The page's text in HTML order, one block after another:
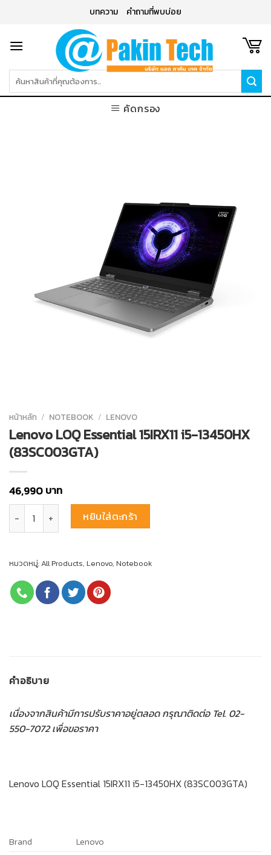
บทความ คำถามที่พบบ่อย
คัดกรอง
หน้าหลัก / NOTEBOOK / LENOVO
Lenovo LOQ Essential 15IRX11 i5-13450HX
(83SC003GTA)
46,990บาท
จำนวน Lenovo LOQ Essential 15IRX11 i5-13450HX (83SC003GTA) ชิ้น
หยิบใส่ตะกร้า
หมวดหมู่:All Products, Lenovo, Notebook
คำอธิบาย
เนื่องจากสินค้ามีการปรับราคาอยู่ตลอด กรุณาติดต่อ Tel. 02-
550-7072 เพื่อขอราคา
Lenovo LOQ Essential 15IRX11 i5-13450HX (83SC003GTA)
Brand
Lenovo